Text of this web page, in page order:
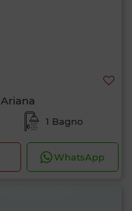
1 Bagno
WhatsApp